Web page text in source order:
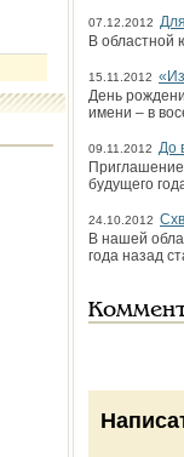
07.12.2012
В областной
15.11.2012
День
имени – в
09.11.2012 До
будущего
24.10.2012
В нашей
года назад